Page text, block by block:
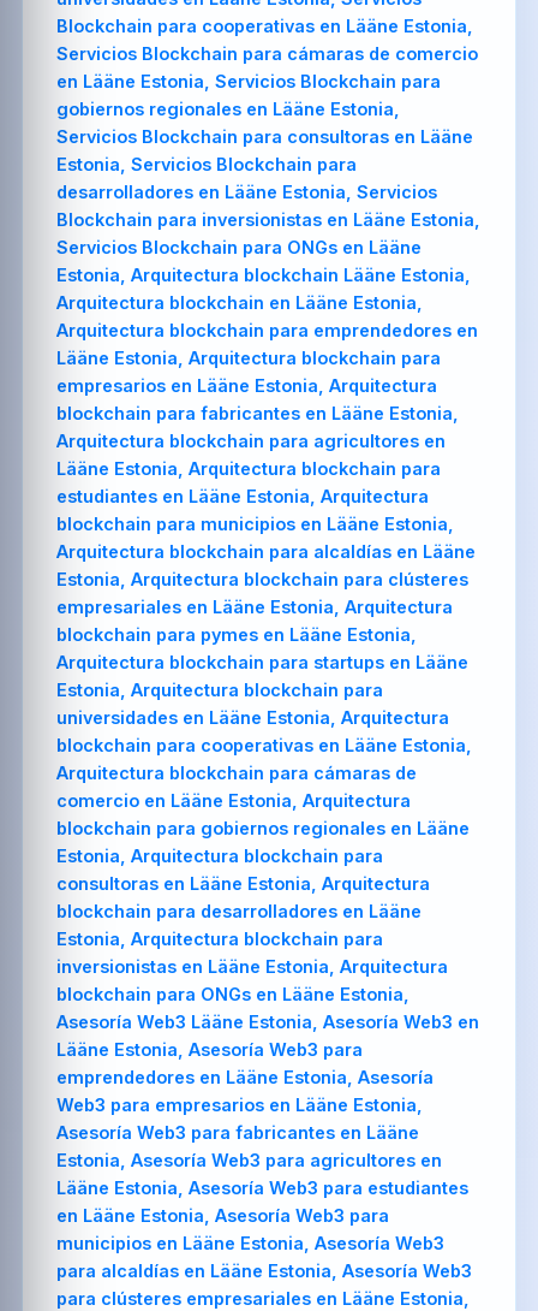
Blockchain para cooperativas en Lääne Estonia,
Servicios Blockchain para cámaras de comercio
en Lääne Estonia, Servicios Blockchain para
gobiernos regionales en Lääne Estonia,
Servicios Blockchain para consultoras en Lääne
Estonia, Servicios Blockchain para
desarrolladores en Lääne Estonia, Servicios
Blockchain para inversionistas en Lääne Estonia,
Servicios Blockchain para ONGs en Lääne
Estonia, Arquitectura blockchain Lääne Estonia,
Arquitectura blockchain en Lääne Estonia,
Arquitectura blockchain para emprendedores en
Lääne Estonia, Arquitectura blockchain para
empresarios en Lääne Estonia, Arquitectura
blockchain para fabricantes en Lääne Estonia,
Arquitectura blockchain para agricultores en
Lääne Estonia, Arquitectura blockchain para
estudiantes en Lääne Estonia, Arquitectura
blockchain para municipios en Lääne Estonia,
Arquitectura blockchain para alcaldías en Lääne
Estonia, Arquitectura blockchain para clústeres
empresariales en Lääne Estonia, Arquitectura
blockchain para pymes en Lääne Estonia,
Arquitectura blockchain para startups en Lääne
Estonia, Arquitectura blockchain para
universidades en Lääne Estonia, Arquitectura
blockchain para cooperativas en Lääne Estonia,
Arquitectura blockchain para cámaras de
comercio en Lääne Estonia, Arquitectura
blockchain para gobiernos regionales en Lääne
Estonia, Arquitectura blockchain para
consultoras en Lääne Estonia, Arquitectura
blockchain para desarrolladores en Lääne
Estonia, Arquitectura blockchain para
inversionistas en Lääne Estonia, Arquitectura
blockchain para ONGs en Lääne Estonia,
Asesoría Web3 Lääne Estonia, Asesoría Web3 en
Lääne Estonia, Asesoría Web3 para
emprendedores en Lääne Estonia, Asesoría
Web3 para empresarios en Lääne Estonia,
Asesoría Web3 para fabricantes en Lääne
Estonia, Asesoría Web3 para agricultores en
Lääne Estonia, Asesoría Web3 para estudiantes
en Lääne Estonia, Asesoría Web3 para
municipios en Lääne Estonia, Asesoría Web3
para alcaldías en Lääne Estonia, Asesoría Web3
para clústeres empresariales en Lääne Estonia,